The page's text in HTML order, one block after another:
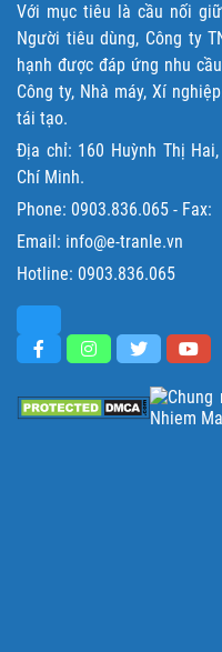
Với mục tiêu là cầu nối
Người tiêu dùng, Công ty
hạnh được đáp ứng nhu
Công ty, Nhà máy, Xí
tái tạo.
Địa chỉ: 160 Huỳnh Thị Hai,
Chí Minh.
Phone: 0903.836.065 - Fax:
Email: info@e-tranle.vn
Hotline: 0903.836.065